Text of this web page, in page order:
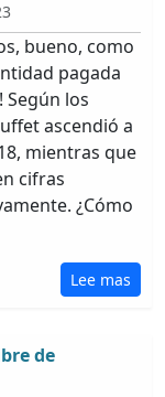
bueno, como
pagada
los
ascendió a
mientras que
cifras
¿Cómo
Lee mas
de